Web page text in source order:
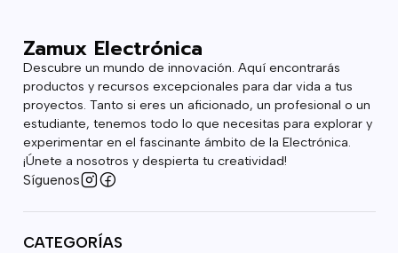
Zamux Electrónica
Descubre un mundo de innovación. Aquí encontrarás
productos y recursos excepcionales para dar vida a tus
proyectos. Tanto si eres un aficionado, un profesional o un
estudiante, tenemos todo lo que necesitas para explorar y
experimentar en el fascinante ámbito de la Electrónica.
¡Únete a nosotros y despierta tu creatividad!
Síguenos
CATEGORÍAS